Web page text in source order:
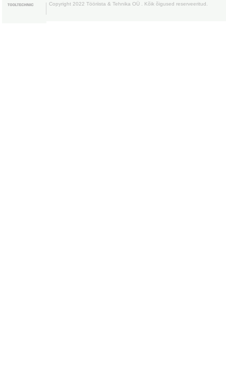
Copyright 2022 Tööriista & Tehnika OÜ . Kõik õigused reserveeritud.